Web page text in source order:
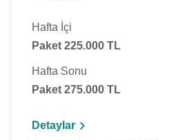
Hafta İçi
Paket 225.000 TL
Hafta Sonu
Paket 275.000 TL
Detaylar